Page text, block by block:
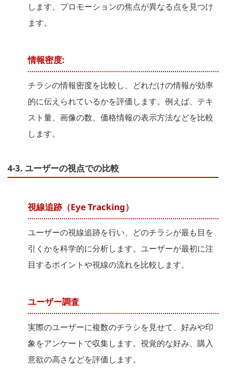
します。プロモーションの焦点が異なる点を見つけ
ます。
情報密度:
チラシの情報密度を比較し、どれだけの情報が効率
的に伝えられているかを評価します。例えば、テキ
スト量、画像の数、価格情報の表示方法などを比較
します。
4-3. ユーザーの視点での比較
視線追跡（Eye Tracking）
ユーザーの視線追跡を行い、どのチラシが最も目を
引くかを科学的に分析します。ユーザーが最初に注
目するポイントや視線の流れを比較します。
ユーザー調査
実際のユーザーに複数のチラシを見せて、好みや印
象をアンケートで収集します。視覚的な好み、購入
意欲の高さなどを評価します。